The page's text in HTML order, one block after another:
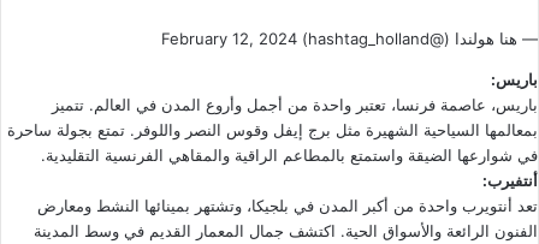
— هنا هولندا (@hashtag_holland) February 12, 2024
باريس:
باريس، عاصمة فرنسا، تعتبر واحدة من أجمل وأروع المدن في العالم. تتميز
بمعالمها السياحية الشهيرة مثل برج إيفل وقوس النصر واللوفر. تمتع بجولة ساحرة
في شوارعها الضيقة واستمتع بالمطاعم الراقية والمقاهي الفرنسية التقليدية.
أنتفيرب:
تعد أنتويرب واحدة من أكبر المدن في بلجيكا، وتشتهر بمينائها النشط ومعارض
الفنون الرائعة والأسواق الحية. اكتشف جمال المعمار القديم في وسط المدينة